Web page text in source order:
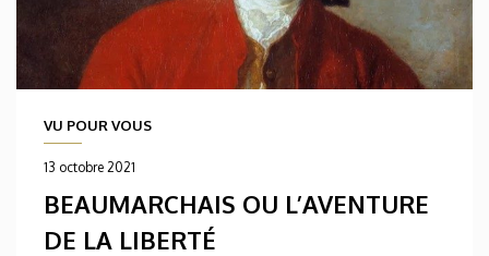
VU POUR VOUS
13 octobre 2021
BEAUMARCHAIS OU L’AVENTURE
DE LA LIBERTÉ